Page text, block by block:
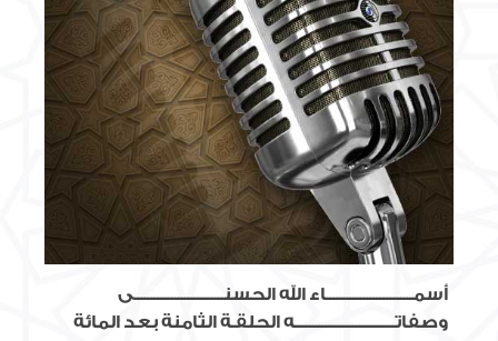
أسمــــــــــــــــــــــــــاء الله الحسنـــــــــــــــــــــــــــى
وصفاتــــــــــــــــــــــــــــــه الحلقـة الثامنة بعد المائة